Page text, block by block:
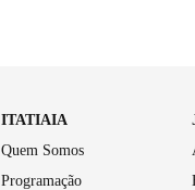
ITATIAIA
Quem Somos
Programação